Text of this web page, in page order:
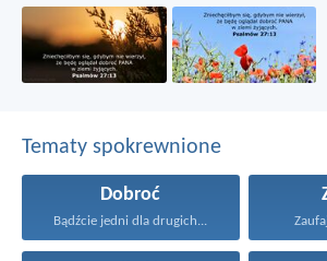
Tematy spokrewnione
Dobroć
Bądźcie jedni dla drugich...